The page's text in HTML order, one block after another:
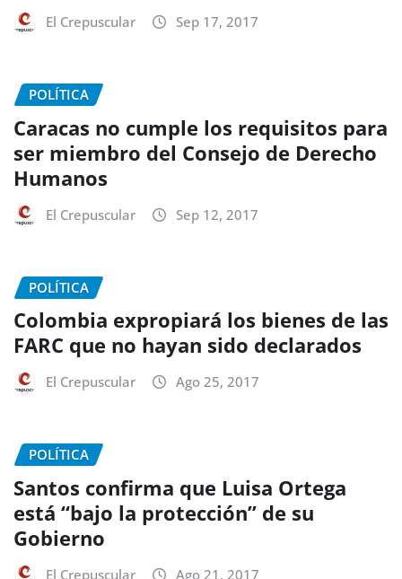
El Crepuscular Sep 17, 2017
POLÍTICA
Caracas no cumple los requisitos para
ser miembro del Consejo de Derecho
Humanos
El Crepuscular Sep 12, 2017
POLÍTICA
Colombia expropiará los bienes de las
FARC que no hayan sido declarados
El Crepuscular Ago 25, 2017
POLÍTICA
Santos confirma que Luisa Ortega
está “bajo la protección” de su
Gobierno
El Crepuscular Ago 21, 2017